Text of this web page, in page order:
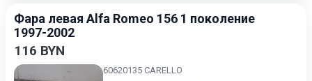
Фара левая Alfa Romeo 156 1 поколение
1997-2002
116 BYN
60620135 CARELLO